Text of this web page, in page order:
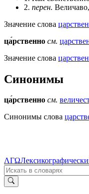
2. перен.
Значение слова
ца́рственно см.
Значение слова
Синонимы
ца́рственно см.
Синонимы слова
ΛΓΩ